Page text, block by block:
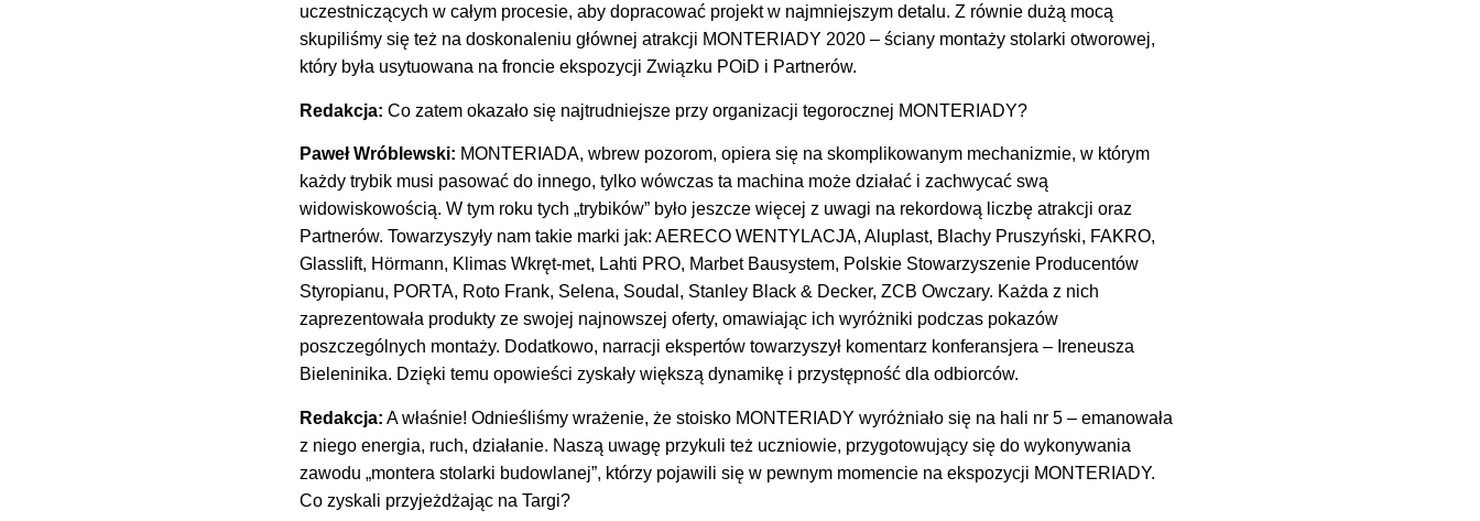
uczestniczących w całym procesie, aby dopracować projekt w najmniejszym detalu. Z równie dużą mocą
skupiliśmy się też na doskonaleniu głównej atrakcji MONTERIADY 2020 – ściany montaży stolarki otworowej,
który była usytuowana na froncie ekspozycji Związku POiD i Partnerów.
Redakcja: Co zatem okazało się najtrudniejsze przy organizacji tegorocznej MONTERIADY?
Paweł Wróblewski: MONTERIADA, wbrew pozorom, opiera się na skomplikowanym mechanizmie, w którym
każdy trybik musi pasować do innego, tylko wówczas ta machina może działać i zachwycać swą
widowiskowością. W tym roku tych „trybików” było jeszcze więcej z uwagi na rekordową liczbę atrakcji oraz
Partnerów. Towarzyszyły nam takie marki jak: AERECO WENTYLACJA, Aluplast, Blachy Pruszyński, FAKRO,
Glasslift, Hörmann, Klimas Wkręt-met, Lahti PRO, Marbet Bausystem, Polskie Stowarzyszenie Producentów
Styropianu, PORTA, Roto Frank, Selena, Soudal, Stanley Black & Decker, ZCB Owczary. Każda z nich
zaprezentowała produkty ze swojej najnowszej oferty, omawiając ich wyróżniki podczas pokazów
poszczególnych montaży. Dodatkowo, narracji ekspertów towarzyszył komentarz konferansjera – Ireneusza
Bieleninika. Dzięki temu opowieści zyskały większą dynamikę i przystępność dla odbiorców.
Redakcja: A właśnie! Odnieśliśmy wrażenie, że stoisko MONTERIADY wyróżniało się na hali nr 5 – emanowała
z niego energia, ruch, działanie. Naszą uwagę przykuli też uczniowie, przygotowujący się do wykonywania
zawodu „montera stolarki budowlanej”, którzy pojawili się w pewnym momencie na ekspozycji MONTERIADY.
Co zyskali przyjeżdżając na Targi?